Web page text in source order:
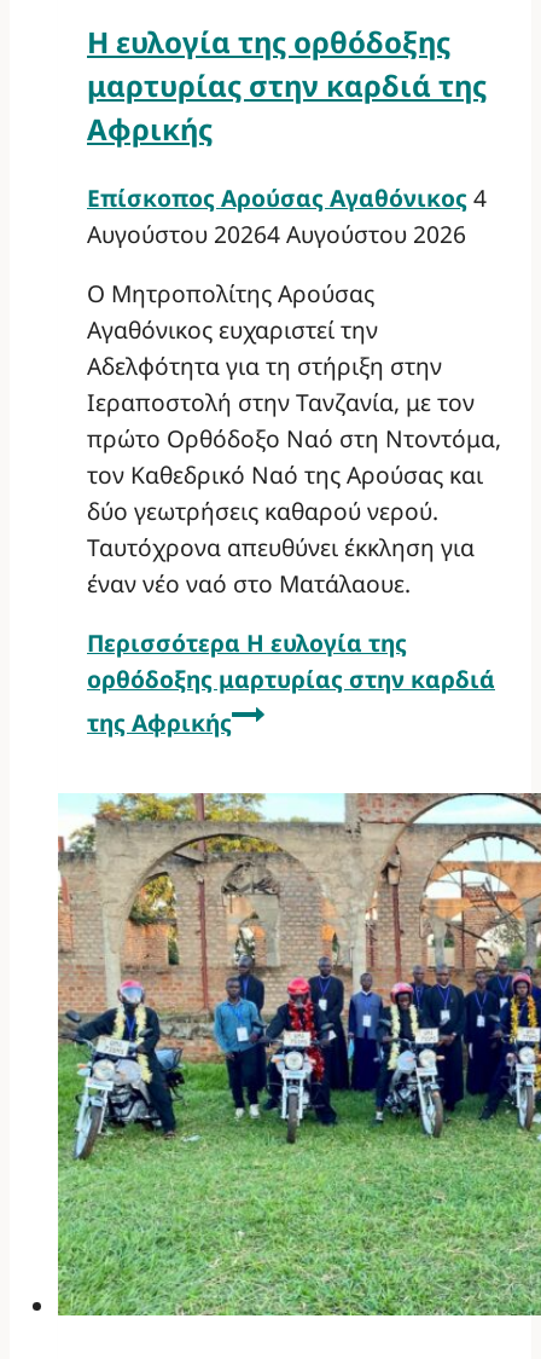
Η ευλογία της ορθόδοξης
μαρτυρίας στην καρδιά της
Αφρικής
Επίσκοπος Αρούσας Αγαθόνικος 4
Αυγούστου 20264 Αυγούστου 2026
Ο Μητροπολίτης Αρούσας
Αγαθόνικος ευχαριστεί την
Αδελφότητα για τη στήριξη στην
Ιεραποστολή στην Τανζανία, με τον
πρώτο Ορθόδοξο Ναό στη Ντοντόμα,
τον Καθεδρικό Ναό της Αρούσας και
δύο γεωτρήσεις καθαρού νερού.
Ταυτόχρονα απευθύνει έκκληση για
έναν νέο ναό στο Ματάλαουε.
Περισσότερα Η ευλογία της
ορθόδοξης μαρτυρίας στην καρδιά
της Αφρικής